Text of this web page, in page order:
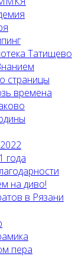
Татищево
страницы
времена
года
на диво!
в Рязани
пера